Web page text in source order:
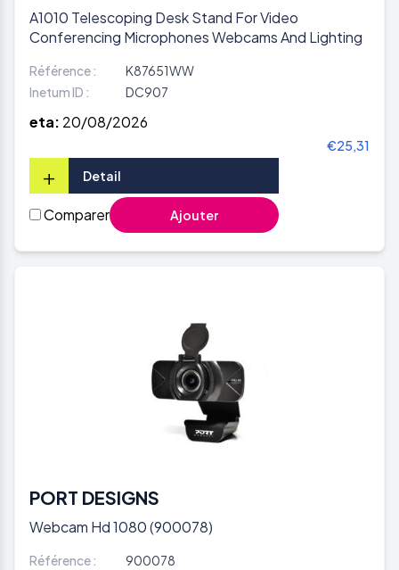
A1010 Telescoping Desk Stand For Video
Conferencing Microphones Webcams And Lighting
Référence :
K87651WW
Inetum ID :
DC907
eta: 20/08/2026
€25,31
+ Detail
Comparer Ajouter
PORT DESIGNS
Webcam Hd 1080 (900078)
Référence :
900078